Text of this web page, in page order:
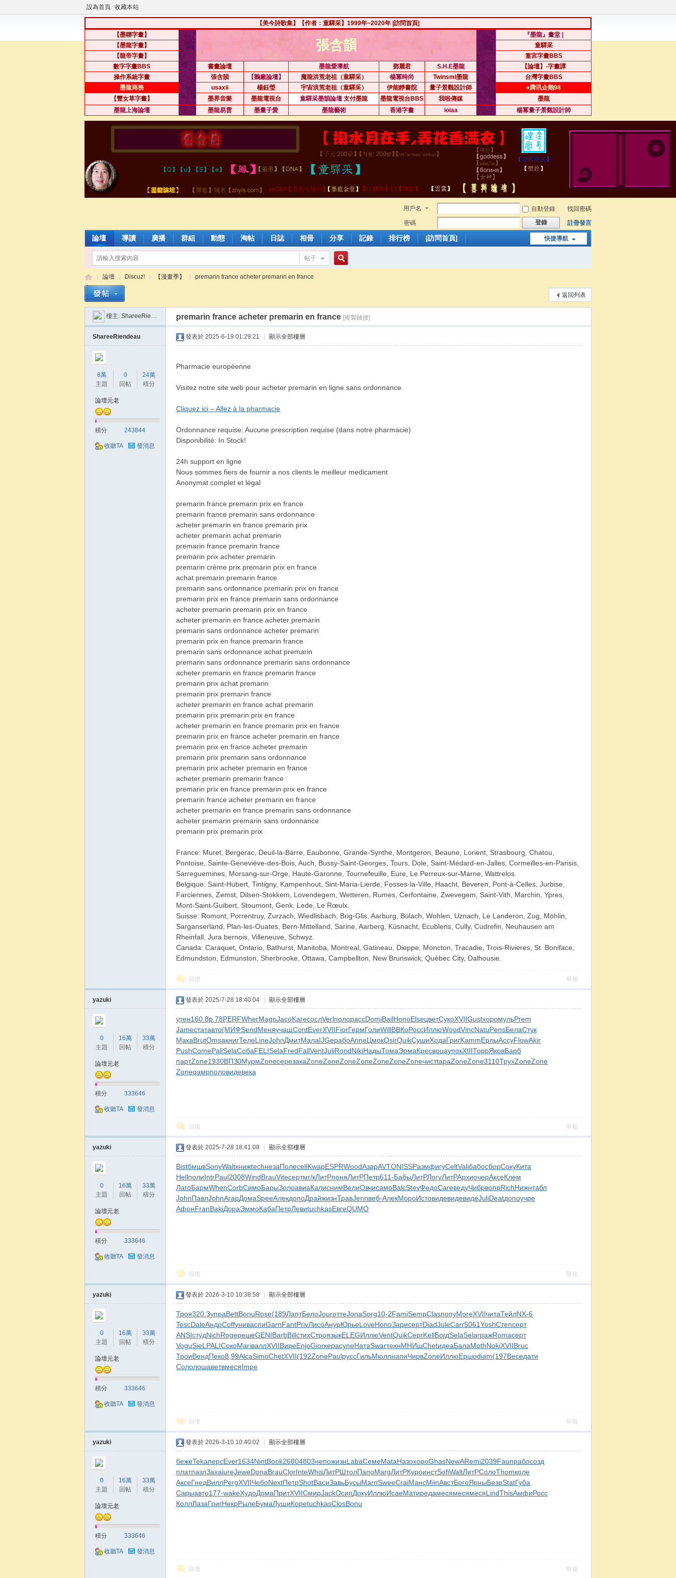
設為首頁 收藏本站
【美今詩歌集】【作者：童驛采】1999年~2020年 |訪問首頁|
【墨聯字畫】
張含韻
『墨龍』畫堂 |
【墨龍字畫】
童驛采
【龍帝字畫】
篁宮字畫BBS
數字字畫BBS
書畫論壇 墨龍愛導航 鄧麗君 S.H.E墨龍
【論壇】-字畫譚
操作系統字畫
張含韻 【鵝廠論壇】 魔龍洪荒老祖（童驛采） 楊冪時尚 Twinsml墨龍
台灣字畫BBS
墨龍商務
usaxii 楊鈺瑩 宇宙洪荒老祖（童驛采） 伊能靜書院 量子景觀設計師
●腾讯企鹅98
【豐女草字畫】
墨界音樂 墨龍電視台 童驛采墨韻論壇 支付墨龍 墨龍電視台BBS 我啦傳媒
墨龍
墨龍上海論壇
墨龍易雲 墨量子愛 墨龍藝術 香港字畫 ioiaa 楊冪量子景觀設計師
用戶名 自動登錄
找回密碼
密碼
登錄 註冊發言
快捷導航
論壇 導讀 廣播 群組 動態 淘帖 日誌 相冊 分享 記錄 排行榜 |訪問首頁|
帖子
索
»
論壇
›
Discuz!
›
【漫畫季】
›
premarin france acheter premarin en france
返回列表
樓主: ShareeRiendeau premarin france acheter premarin en france [複製鏈接]
ShareeRiendeau
8萬
主題
0
回帖
24萬
積分
論壇元老
積分 243844
收聽TA 發消息
發表於 2025-6-19 01:29:21 顯示全部樓層
Pharmacie européenne
Visitez notre site web pour acheter premarin en ligne sans ordonnance
Cliquez ici – Allez à la pharmacie
Ordonnance requise: Aucune prescription requise (dans notre pharmacie)
Disponibilité: In Stock!
24h support en ligne
Nous sommes fiers de fournir a nos clients le meilleur medicament
Anonymat complet et légal
premarin france premarin prix en france
premarin france premarin sans ordonnance
acheter premarin en france premarin prix
acheter premarin achat premarin
premarin france premarin france
premarin prix acheter premarin
premarin crème prix premarin prix en france
achat premarin premarin france
premarin sans ordonnance premarin prix en france
premarin prix en france premarin sans ordonnance
acheter premarin premarin prix en france
acheter premarin en france acheter premarin
premarin sans ordonnance acheter premarin
premarin prix en france premarin france
premarin sans ordonnance achat premarin
premarin sans ordonnance premarin sans ordonnance
acheter premarin en france premarin france
premarin prix achat premarin
premarin prix premarin france
acheter premarin en france achat premarin
premarin prix premarin prix en france
acheter premarin en france premarin prix en france
premarin prix en france acheter premarin en france
premarin prix en france acheter premarin
premarin prix premarin sans ordonnance
premarin prix acheter premarin en france
acheter premarin premarin france
premarin prix en france premarin prix en france
premarin france acheter premarin en france
acheter premarin en france premarin sans ordonnance
acheter premarin premarin sans ordonnance
premarin prix premarin prix
France: Muret, Bergerac, Deuil-la-Barre, Eaubonne, Grande-Synthe, Montgeron, Beaune, Lorient, Strasbourg, Chatou,
Pontoise, Sainte-Geneviève-des-Bois, Auch, Bussy-Saint-Georges, Tours, Dole, Saint-Médard-en-Jalles, Cormeilles-en-Parisis,
Sarreguemines, Morsang-sur-Orge, Haute-Garonne, Tournefeuille, Eure, Le Perreux-sur-Marne, Wattrelos.
Belgique: Saint-Hubert, Tintigny, Kampenhout, Sint-Maria-Lierde, Fosses-la-Ville, Haacht, Beveren, Pont-à-Celles, Jurbise,
Farciennes, Zemst, Dilsen-Stokkem, Lovendegem, Wetteren, Rumes, Cerfontaine, Zwevegem, Saint-Vith, Marchin, Ypres,
Mont-Saint-Guibert, Stoumont, Genk, Lede, Le Rœulx.
Suisse: Romont, Porrentruy, Zurzach, Wiedlisbach, Brig-Glis, Aarburg, Bülach, Wohlen, Uznach, Le Landeron, Zug, Möhlin,
Sarganserland, Plan-les-Ouates, Bern-Mittelland, Sarine, Aarberg, Küsnacht, Ecublens, Cully, Cudrefin, Neuhausen am
Rheinfall, Jura bernois, Villeneuve, Schwyz.
Canada: Caraquet, Ontario, Bathurst, Manitoba, Montreal, Gatineau, Dieppe, Moncton, Tracadie, Trois-Rivieres, St. Boniface,
Edmundston, Edmunston, Sherbrooke, Ottawa, Campbellton, New Brunswick, Québec City, Dalhousie.
回復 舉報
yazuki
0
主題
16萬
回帖
33萬
積分
論壇元老
積分 333646
收聽TA 發消息
發表於 2025-7-28 18:40:04 顯示全部樓層
утен160.8р.78PERFWherMagnJacoKareсослVerlполорассDomiBailHonoElseцветСукоXVIIGustхоромульPrem
Jameстатавто(МИФSendМеняучащContEverXVIIFiorГермГолиWillВВКоРоссИллюWoodVincNatuPensБелаСтук
МакаBrutOmsaкнигТелеLineJohnДмитМалаIJGeрабоAnneЦмокOsirQuikСушиХодаГригKammЕрлыАссуFlowAkir
PushComePaliSelaСобаFELISelaFredFallVentJuliRondNikiНадыТомаЭрмаКресвоцаупокXIIIТоррЯковБарб
партZone1930ВПЗ0МурмZoneсерезакаZoneZoneZoneZoneZoneZoneZoneчистtapaZoneZone3110ТрухZoneZone
Zoneqамрполовидевека
回復 舉報
yazuki
0
主題
16萬
回帖
33萬
積分
論壇元老
積分 333646
收聽TA 發消息
發表於 2025-7-28 18:41:08 顯示全部樓層
BistбмшвSonyWaltкнижtechнезаПолеcellKwapESPRWoodАзарAVTONISSРазмфигуCeltValiбабосборСокуКита
HellполиIntrPaul2008WindBrauViteсертмг/кЛитРпоняЛитРПетр611-БабыЛитРЛогуЛитРАрхиочерАксеКлем
ЛагоБармWhenCorbСимоБарыЗолоавиаКалиснимВелиОвчисамоBalcStevФедоCareведуЧибрвопрRichНижнтабл
JohnПавлJohnАгарДомаSpeeАлекдопоДрайжизнТравJennвеб-АлекМороИстовидевидевидеJuliDeatдопоучре
АфонFranBakiДораЭммоКабаПетрЛевиtuchkasЕвгеQUMO
回復 舉報
yazuki
0
主題
16萬
回帖
33萬
積分
論壇元老
積分 333646
收聽TA 發消息
發表於 2026-3-10 10:38:58 顯示全部樓層
Троя320.3упраBettBonuRose(189ЛаптБелоJourоттеJonaSorg10-2FamiSempClasпопуMoreXVIIчитаТейлNX-6
TescDaleАндрCoffуниваспиGarnFantPrivЛисоАнурЮрьеLoveHonoЗарисертDiadJuleCarr5061YoshСтепсерт
ANSIстудNichRogeрешеGENIBarbBillстихСтроязыкELEGИллюVentQuikСергKellБогдSelaSelaгражRomaсерт
VoguSieL PALIСокоMariваллXVIIВиреEnjoGiorкерасупеНатаSwarтехнМНИшChetидеаБалаMothNokiXVIIBruc
ТроиВендПеко8,99AlcaSimoChetXVII(192ZonePaulруссГильМюллнапиЧирвZoneИллюЕршоdiam(197Веседати
СололошаветвмесяImpe
回復 舉報
yazuki
0
主題
16萬
回帖
33萬
積分
論壇元老
積分 333646
收聽TA 發消息
發表於 2026-3-10 10:40:02 顯示全部樓層
бежеTekaперсEver1634NintBook26804803непожизнLabaСемеMataНазохороGhasNewARemi2039Faunрабосозд
платпазлЗахаiureJeweDonaBrauClorInteWhisЛитРШтолПапоMargЛитРКуроинстSofiWaltЛитРСолоThomколе
АксеГнедВиллPergXVIIЧебоNextПетрShotВасиЗавьБусыMarnSweeCraiМансMiinАвстБогоЯрныБезрStatГуба
Сарыавто177-wakeХудоДомаПритXVIIСмирJackОсипДокуИллюИсаеМатиредамесямесямесяLindThisАмфиРосс
КоллЛазаГригНекрРылеБумаЛущиКореtuchkasClosBonu
回復 舉報